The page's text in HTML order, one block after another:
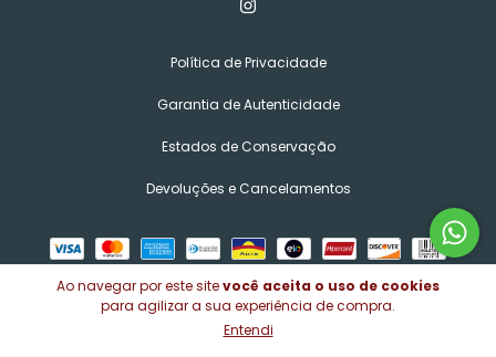
Ao navegar por este sitevocê aceita o uso de cookies
para agilizar a sua experiência de compra.
Entendi
Política de Privacidade
Garantia de Autenticidade
Estados de Conservação
Devoluções e Cancelamentos